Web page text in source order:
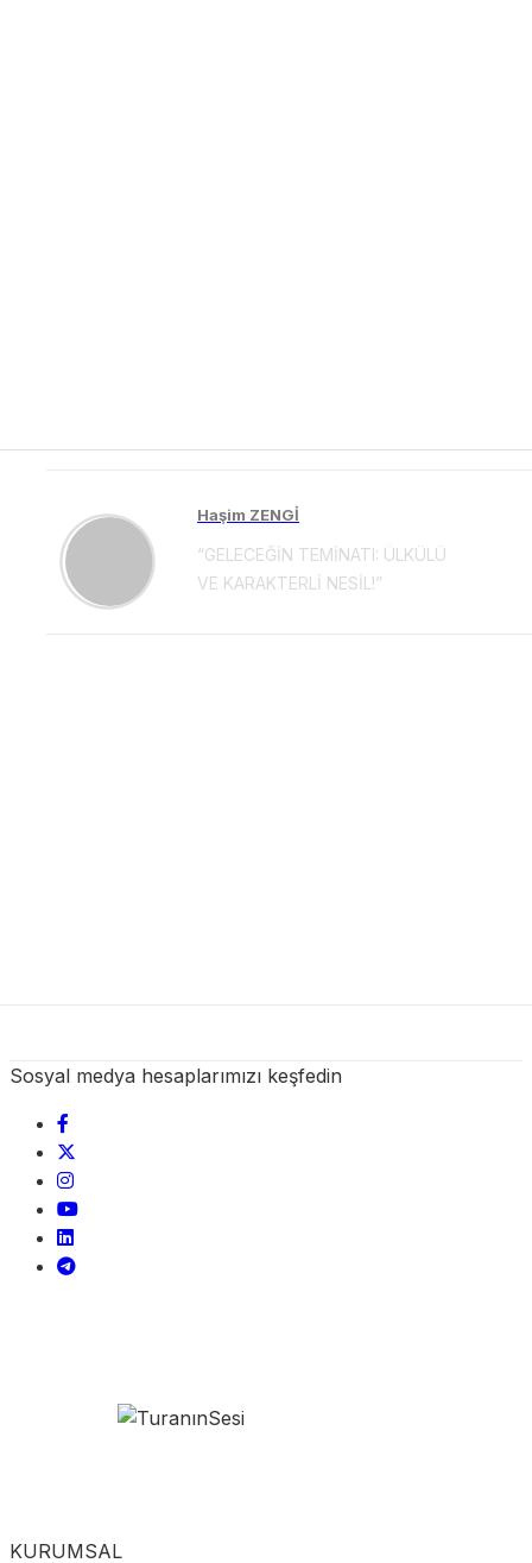
Haşim ZENGİ
“GELECEĞİN TEMİNATI: ÜLKÜLÜ
VE KARAKTERLİ NESİL!”
Sosyal medya hesaplarımızı keşfedin
KURUMSAL